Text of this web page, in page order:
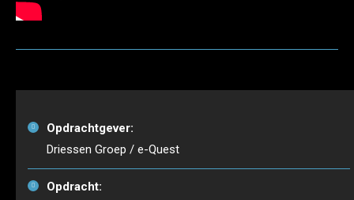
Opdrachtgever:
Driessen Groep / e-Quest
Opdracht: